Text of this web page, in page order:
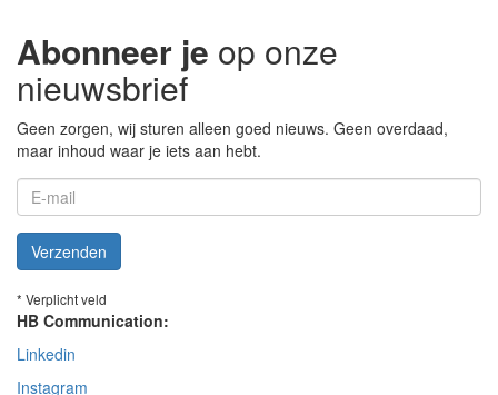
Abonneer je op onze
nieuwsbrief
Geen zorgen, wij sturen alleen goed nieuws. Geen overdaad,
maar inhoud waar je iets aan hebt.
Verzenden
* Verplicht veld
HB Communication:
Linkedin
Instagram